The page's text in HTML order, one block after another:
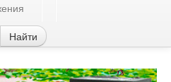
Найти